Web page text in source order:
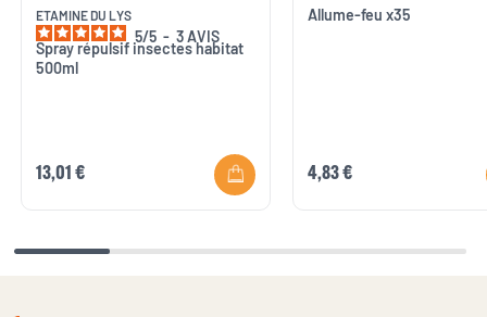
ETAMINE DU LYS
5/5 - 3AVIS
Spray répulsif insectes habitat
500ml
13,01 €
Allume-feu x35
4,83 €